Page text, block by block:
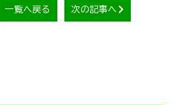
一覧へ戻る 次の記事へ